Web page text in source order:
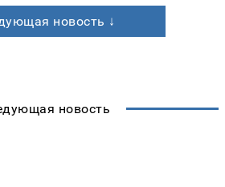
новость ↓
новость